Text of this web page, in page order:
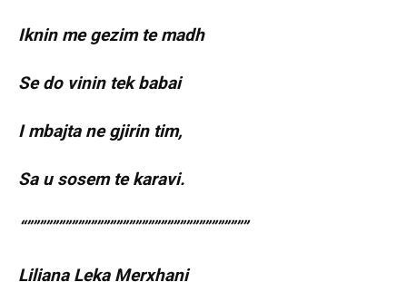
Iknin me gezim te madh
Se do vinin tek babai
I mbajta ne gjirin tim,
Sa u sosem te karavi.
“”””””””””””””””””””””””””””””””””””
Liliana Leka Merxhani